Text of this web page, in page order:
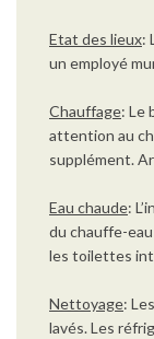
Etat des lieux:
un employé
Chauffage: Le
attention au
supplément.
Eau chaude:
du chauffe-
les toilettes
Nettoyage:
lavés. Les